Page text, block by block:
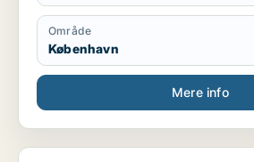
Område
København
Mere info